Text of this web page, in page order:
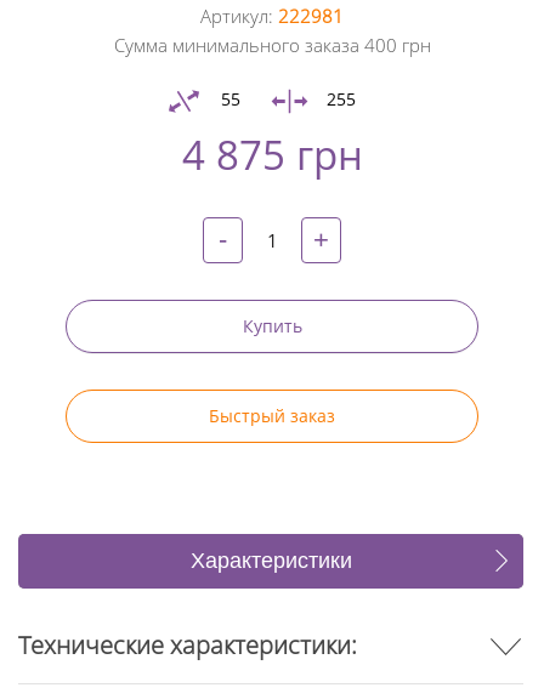
Facebook
+
Twitter
Pinterest
Артикул: 222981
Сумма минимального заказа 400 грн
55 255
4 875 грн
- +
Купить
Быстрый заказ
Характеристики
Отзывы
Технические характеристики: